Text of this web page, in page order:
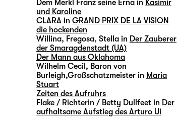
Dem Merkl Franz seine Erna in Kasimir
und Karoline
CLARA in GRAND PRIX DE LA VISION
die hockenden
Willina, Fregosa, Stella in Der Zauberer
der Smaragdenstadt (UA)
Der Mann aus Oklahoma
Wilhelm Cecil, Baron von
Burleigh,Großschatzmeister in Maria
Stuart
Zeiten des Aufruhrs
Flake / Richterin / Betty Dullfeet in Der
aufhaltsame Aufstieg des Arturo Ui